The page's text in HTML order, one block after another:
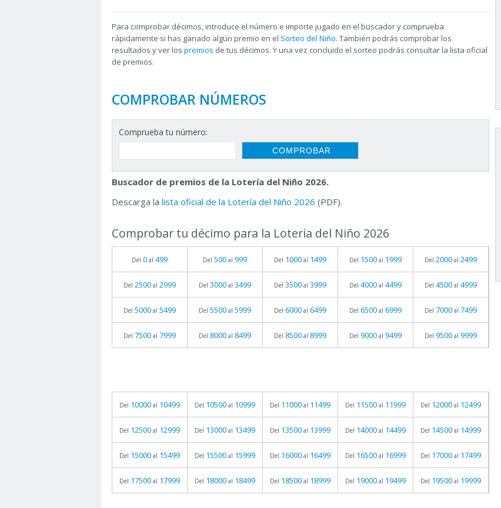
Para comprobar décimos, introduce el número e importe jugado en el buscador y comprueba
rápidamente si has ganado algún premio en el Sorteo del Niño. También podrás comprobar los
resultados y ver los premios de tus décimos. Y una vez concluido el sorteo podrás consultar la lista oficial
de premios.
COMPROBAR NÚMEROS
Comprueba tu número:
Buscador de premios de la Lotería del Niño 2026.
Descarga la lista oficial de la Lotería del Niño 2026 (PDF).
Comprobar tu décimo para la Lotería del Niño 2026
Del 0 al 499 Del 500 al 999 Del 1000 al 1499 Del 1500 al 1999 Del 2000 al 2499
Del 2500 al 2999 Del 3000 al 3499 Del 3500 al 3999 Del 4000 al 4499 Del 4500 al 4999
Del 5000 al 5499 Del 5500 al 5999 Del 6000 al 6499 Del 6500 al 6999 Del 7000 al 7499
Del 7500 al 7999 Del 8000 al 8499 Del 8500 al 8999 Del 9000 al 9499 Del 9500 al 9999
Del 10000 al 10499 Del 10500 al 10999 Del 11000 al 11499 Del 11500 al 11999 Del 12000 al 12499
Del 12500 al 12999 Del 13000 al 13499 Del 13500 al 13999 Del 14000 al 14499 Del 14500 al 14999
Del 15000 al 15499 Del 15500 al 15999 Del 16000 al 16499 Del 16500 al 16999 Del 17000 al 17499
Del 17500 al 17999 Del 18000 al 18499 Del 18500 al 18999 Del 19000 al 19499 Del 19500 al 19999